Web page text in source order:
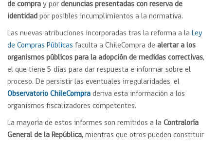
de compra y por denuncias presentadas con reserva de
identidad por posibles incumplimientos a la normativa.
Las nuevas atribuciones incorporadas tras la reforma a la Ley
de Compras Públicas faculta a ChileCompra de alertar a los
organismos públicos para la adopción de medidas correctivas,
el que tiene 5 días para dar respuesta e informar sobre el
proceso. De persistir las eventuales irregularidades, el
Observatorio ChileCompra deriva esta información a los
organismos fiscalizadores competentes.
La mayoría de estos informes son remitidos a la Contraloría
General de la República, mientras que otros pueden constituir